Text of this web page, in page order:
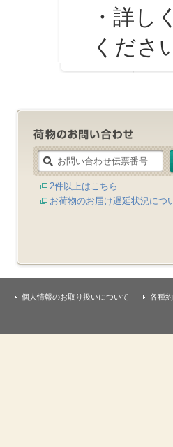
・詳し
くださ
2件以上はこちら
お荷物のお届け遅延状況につ
個人情報のお取り扱いについて 各種